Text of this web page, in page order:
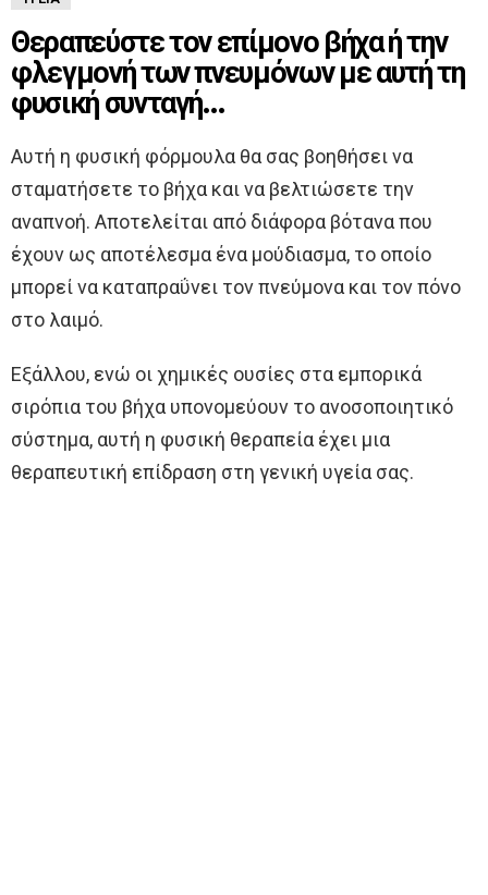
Θεραπεύστε τον επίμονο βήχα ή την
φλεγμονή των πνευμόνων με αυτή τη
φυσική συνταγή…
Αυτή η φυσική φόρμουλα θα σας βοηθήσει να
σταματήσετε το βήχα και να βελτιώσετε την
αναπνοή. Αποτελείται από διάφορα βότανα που
έχουν ως αποτέλεσμα ένα μούδιασμα, το οποίο
μπορεί να καταπραΰνει τον πνεύμονα και τον πόνο
στο λαιμό.
Εξάλλου, ενώ οι χημικές ουσίες στα εμπορικά
σιρόπια του βήχα υπονομεύουν το ανοσοποιητικό
σύστημα, αυτή η φυσική θεραπεία έχει μια
θεραπευτική επίδραση στη γενική υγεία σας.